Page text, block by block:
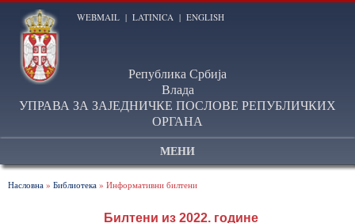
WEBMAIL | LATINICA | ENGLISH
Република Србија
Влада
УПРАВА ЗА ЗАЈЕДНИЧКЕ ПОСЛОВЕ РЕПУБЛИЧКИХ
ОРГАНА
МЕНИ
Насловна » Библиотека » Информативни билтени
Билтени из 2022. године